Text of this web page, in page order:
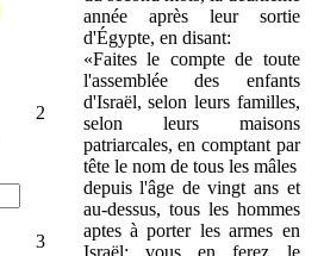
année après leur sortie
d'Égypte, en disant:
2
«Faites le compte de toute
l'assemblée des enfants
d'Israël, selon leurs familles,
selon leurs maisons
patriarcales, en comptant par
tête le nom de tous les mâles
3
depuis l'âge de vingt ans et
au-dessus, tous les hommes
aptes à porter les armes en
Israël; vous en ferez le